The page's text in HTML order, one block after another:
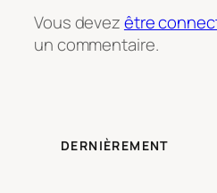
Vous devezêtre
un commentaire.
DERNIÈREMENT